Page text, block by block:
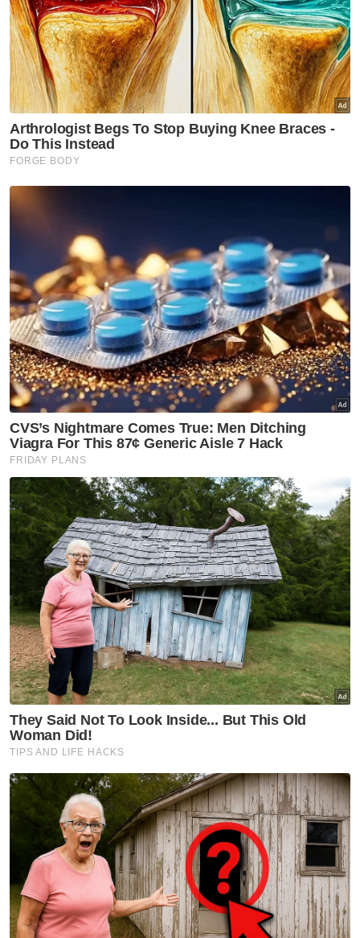
manakala pasangan warga emas tiga hari
bagi membantu siasatan di bawah Seksyen
302 Kanun Keseksaan.
Menjelang tengah hari Sabtu, mula tersebar
laporan dipercayai daripada pihak berkuasa
berhubung pergerakan mangsa yang dilihat
di lobi sebuah kondominium terletak di tepi
Sungai Kelantan di Kota Bharu pada jam 12.26
tengah hari, Khamis.
menaiki sebuah kereta Honda City berwarna
hitam dan kemudian berada di restoran Ayam
Gepuk Pak Gembus di bandar Kota Bharu.
Mangsa pulang semula ke kondominium
pada jam 1 tengah hari dan dilihat keluar
semula dari kondominium kira-kira jam 8
malam.
Mangsa menaiki Perodua Bezza berwarna
putih bersama seorang lelaki menaiki
kenderaan sama dan membuat bayaran
secara tunai.
11:34 malam - Mangsa sempat memuat naik
status WhatsApp sedang menikmati
makanan sebelum mayatnya ditemukan di
Ketereh.
Siasatan kes masih diteruskan.
Artikel Berkaitan:
Sampai 61 tikaman, kenapa terlalu kejam?
Penuntut ditikam 61 kali: Punca kematian akibat
tikaman berganda di dada
Keluarga Nurfisya mohon ruang, masih terkejut
tragedi bunuh
Gadis dibunuh 61 tikaman: Dua remaja lelaki,
pasangan warga emas direman
Mangsa bunuh 61 tikaman: Wanita warga emas
antara 2 lagi individu ditahan di Ketereh
Muat turun aplikasi Sinar Harian.Klik di sini!
Kes Bunuh
Nurfisya Zulkifly